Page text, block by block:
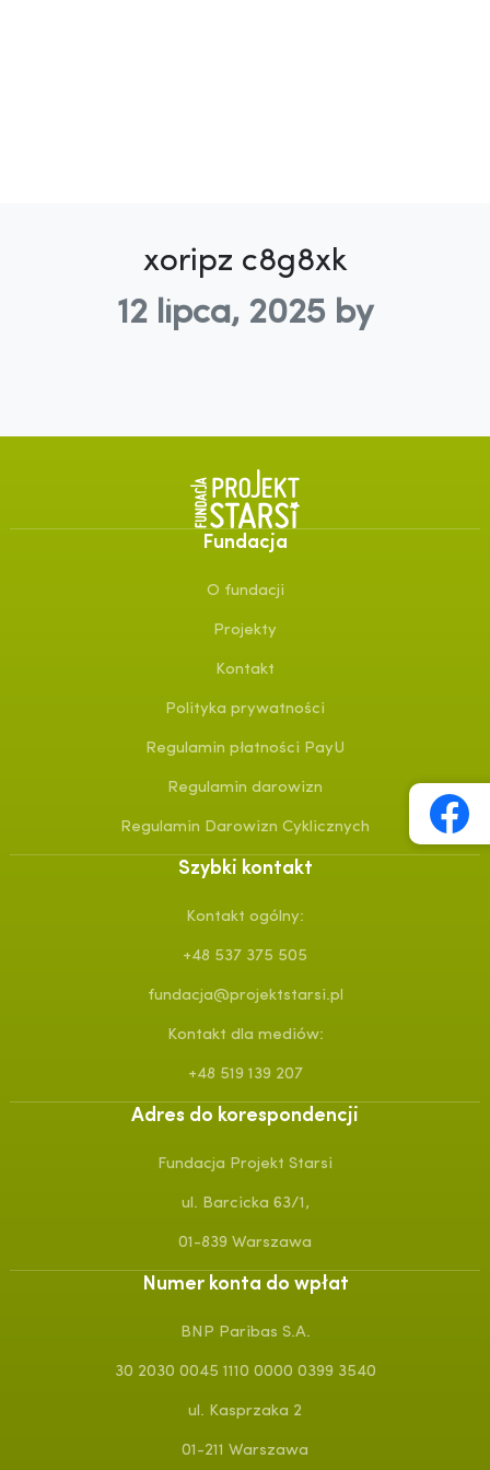
xoripz c8g8xk
12 lipca, 2025 by
Fundacja
O fundacji
Projekty
Kontakt
Polityka prywatności
Regulamin płatności PayU
Regulamin darowizn
Regulamin Darowizn Cyklicznych
Szybki kontakt
Kontakt ogólny:
+48 537 375 505
fundacja@projektstarsi.pl
Kontakt dla mediów:
+48 519 139 207
Adres do korespondencji
Fundacja Projekt Starsi
ul. Barcicka 63/1,
01-839 Warszawa
Numer konta do wpłat
BNP Paribas S.A.
30 2030 0045 1110 0000 0399 3540
ul. Kasprzaka 2
01-211 Warszawa